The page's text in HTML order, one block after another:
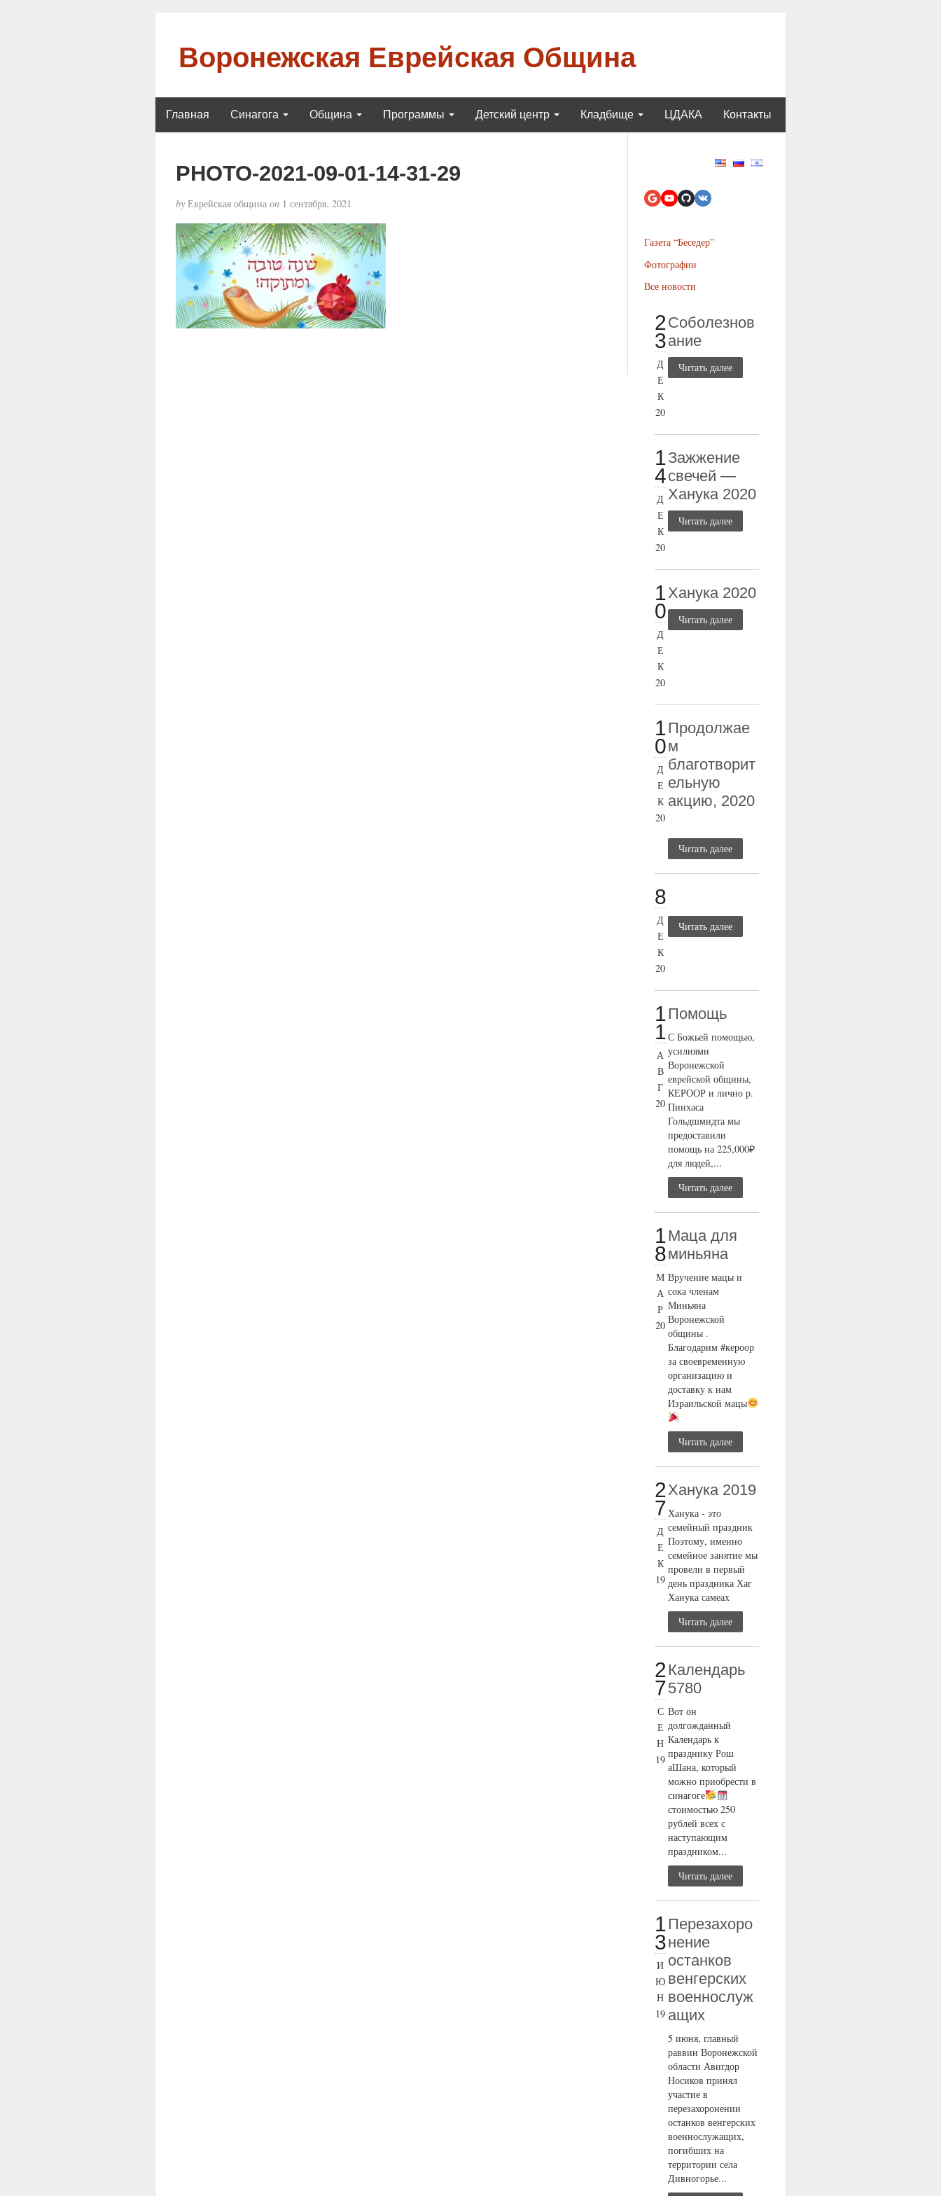
Воронежская Еврейская Община
Главная Синагога Община Программы Детский центр Кладбище ЦДАКА Контакты
PHOTO-2021-09-01-14-31-29
byЕврейская община on1 сентября, 2021
Газета “Беседер”
Фотографии
Все новости
2
3
Д
Е
К
20
Соболезнов
ание
Читать далее
1
4
Д
Е
К
20
Зажжение
свечей —
Ханука 2020
Читать далее
1
0
Д
Е
К
20
Ханука 2020
Читать далее
1
0
Д
Е
К
20
Продолжае
м
благотворит
ельную
акцию, 2020
Читать далее
8
Д
Е
К
20
Читать далее
1
1
А
В
Г
20
Помощь
С Божьей помощью,
усилиями
Воронежской
еврейской общины,
КЕРООР и лично р.
Пинхаса
Гольдшмидта мы
предоставили
помощь на 225,000₽
для людей,...
Читать далее
1
8
М
А
Р
20
Маца для
миньяна
Вручение мацы и
сока членам
Миньяна
Воронежской
общины .
Благодарим #кероор
за своевременную
организацию и
доставку к нам
Израильской мацы
Читать далее
2
7
Д
Е
К
19
Ханука 2019
Ханука - это
семейный праздник
Поэтому, именно
семейное занятие мы
провели в первый
день праздника Хаг
Ханука самеах
Читать далее
2
7
С
Е
Н
19
Календарь
5780
Вот он
долгожданный
Календарь к
празднику Рош
аШана, который
можно приобрести в
синагоге
стоимостью 250
рублей всех с
наступающим
праздником...
Читать далее
1
3
И
Ю
Н
19
Перезахоро
нение
останков
венгерских
военнослуж
ащих
5 июня, главный
раввин Воронежской
области Авигдор
Носиков принял
участие в
перезахоронении
останков венгерских
военнослужащих,
погибших на
территории села
Дивногорье...